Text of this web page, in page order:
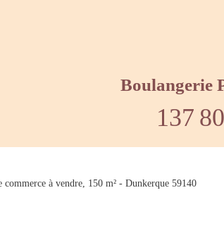
Boulangerie
137
commerce à vendre, 150 m² - Dunkerque 59140